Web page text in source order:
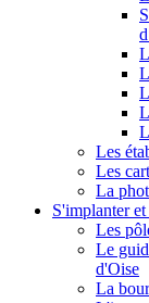
Les
Les
La
S'implanter
Les
Le
d'Oise
La